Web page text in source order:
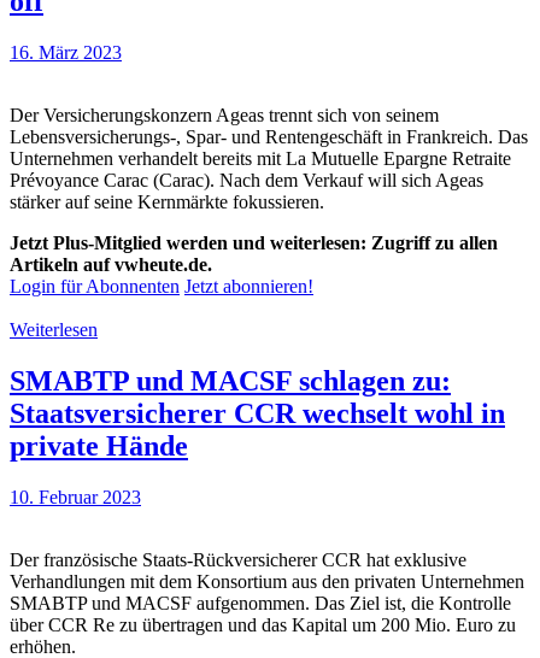
16. März 2023
Der Versicherungskonzern Ageas trennt sich von seinem
Lebensversicherungs-, Spar- und Rentengeschäft in Frankreich. Das
Unternehmen verhandelt bereits mit La Mutuelle Epargne Retraite
Prévoyance Carac (Carac). Nach dem Verkauf will sich Ageas
stärker auf seine Kernmärkte fokussieren.
Jetzt Plus-Mitglied werden und weiterlesen: Zugriff zu allen
Artikeln auf vwheute.de.
Login für Abonnenten Jetzt abonnieren!
Weiterlesen
SMABTP und MACSF schlagen zu:
Staatsversicherer CCR wechselt wohl in
private Hände
10. Februar 2023
Der französische Staats-Rückversicherer CCR hat exklusive
Verhandlungen mit dem Konsortium aus den privaten Unternehmen
SMABTP und MACSF aufgenommen. Das Ziel ist, die Kontrolle
über CCR Re zu übertragen und das Kapital um 200 Mio. Euro zu
erhöhen.